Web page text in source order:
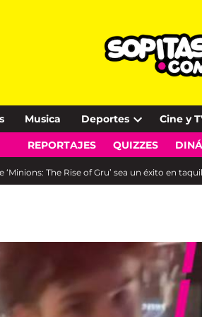
Musica Deportes
Open
dropdown
Cine y
REPORTAJES QUIZZES
The Rise of Gru’ sea un éxito en